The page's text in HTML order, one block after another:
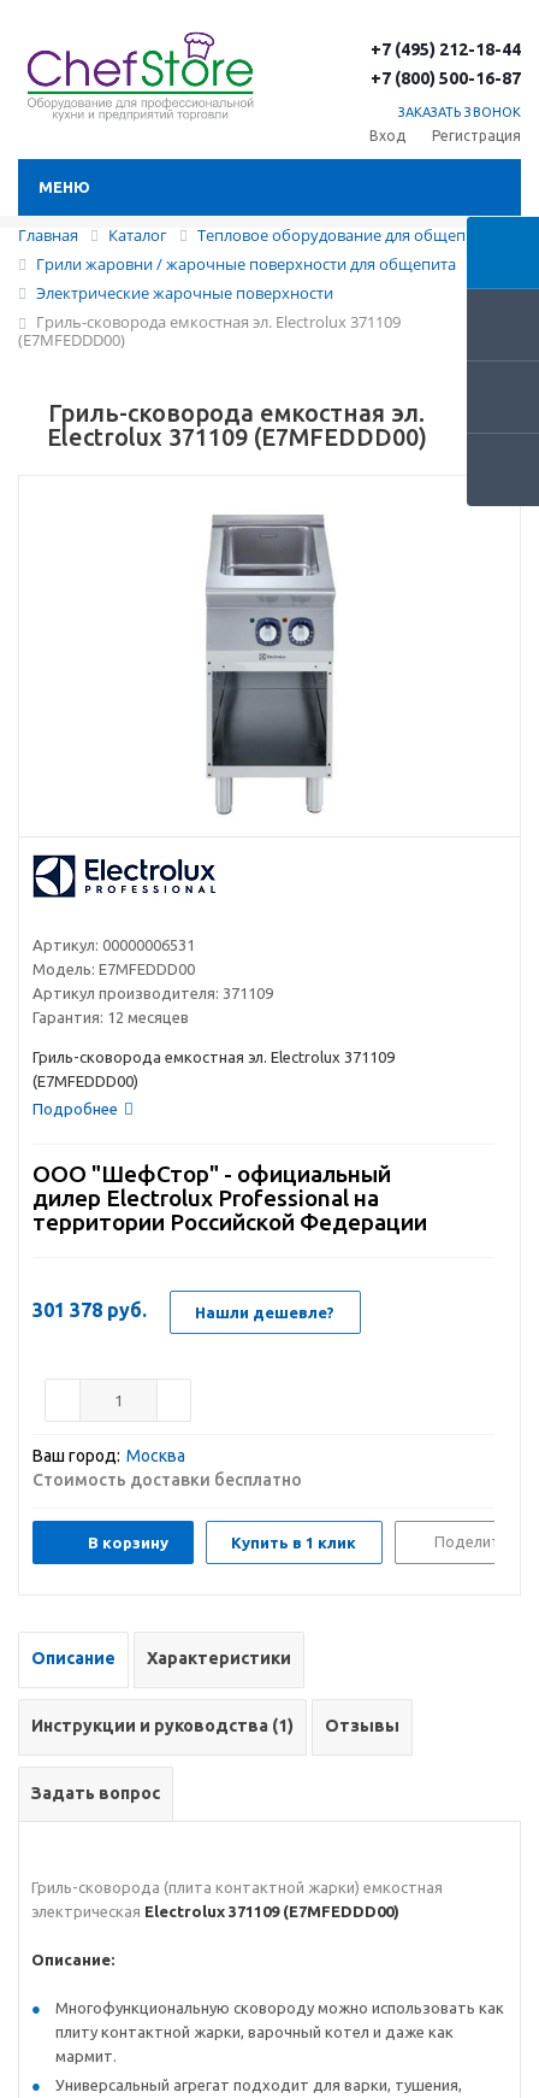
+7 (495) 212-18-44
+7 (800) 500-16-87
ЗАКАЗАТЬ ЗВОНОК
Вход Регистрация
МЕНЮ
Главная Каталог
Тепловое оборудование для общепита
Грили жаровни / жарочные поверхности для общепита
Электрические жарочные поверхности
Гриль-сковорода емкостная эл. Electrolux 371109
(E7MFEDDD00)
Гриль-сковорода емкостная эл.
Electrolux 371109 (E7MFEDDD00)
Артикул: 00000006531
Модель: E7MFEDDD00
Артикул производителя: 371109
Гарантия: 12 месяцев
Гриль-сковорода емкостная эл. Electrolux 371109
(E7MFEDDD00)
Подробнее
ООО "ШефСтор" - официальный
дилер Electrolux Professional на
территории Российской Федерации
301 378 руб. Нашли дешевле?
Ваш город: Москва
Стоимость доставки бесплатно
В корзину Купить в 1 клик Поделиться
Описание Характеристики
Инструкции и руководства (1) Отзывы
Задать вопрос
Гриль-сковорода (плита контактной жарки) емкостная
электрическая Electrolux 371109 (E7MFEDDD00)
Описание:
Многофункциональную сковороду можно использовать как
плиту контактной жарки, варочный котел и даже как
мармит.
Универсальный агрегат подходит для варки, тушения,